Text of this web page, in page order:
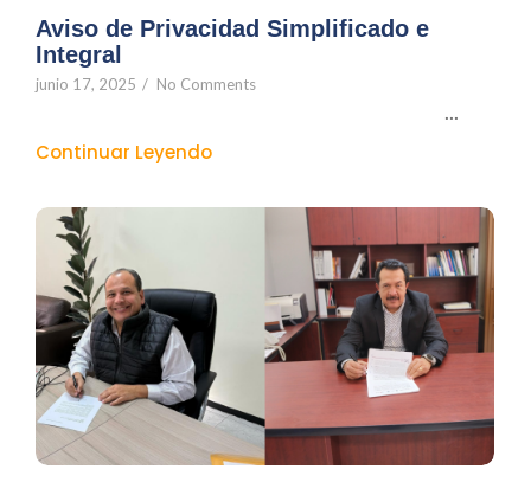
Aviso de Privacidad Simplificado e
Integral
junio 17, 2025 / No Comments
...
Continuar Leyendo